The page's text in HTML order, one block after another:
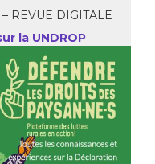
REVUE DIGITALE
la UNDROP